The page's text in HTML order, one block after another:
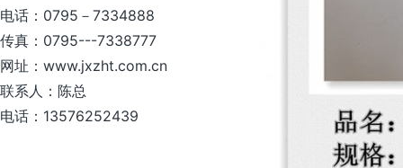
电话：0795－7334888
传真：0795---7338777
网址：www.jxzht.com.cn
联系人：陈总
电话：13576252439